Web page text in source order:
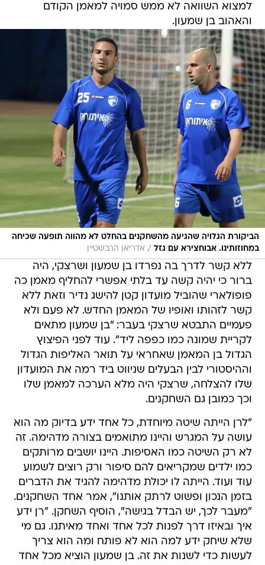
למצוא השוואה לא ממש סמויה למאמן הקודם
והאהוב בן שמעון.
הביקורת הגלויה שהגיעה מהשחקנים בהחלט לא מהווה תופעה שכיחה
במחוזותינו. אבוחצירא עם גזל / אדריאן הרבשטיין
ללא קשר לדרך בה נפרדו בן שמעון ושרצקי, היה
ברור כי יהיה קשה עד בלתי אפשרי להחליף מאמן כה
פופולארי שהוביל מועדון קטן להישג נדיר וזאת ללא
קשר לזהותו ואופיו של המאמן החדש. לא פעם ולא
פעמיים התבטא שרצקי בעבר: "בן שמעון מתאים
לקריית שמונה כמו כפפה ליד". עוד לפני הפיצוץ
הגדול בן המאמן שאחראי על תואר האליפות הגדול
וההיסטורי לבין הבעלים שניווט ביד רמה את המועדון
שלו להצלחה, שרצקי היה מלא הערכה למאמן שלו
וכך כמובן גם השחקנים.
"לרן הייתה שיטה מיוחדת, כל אחד ידע בדיוק מה הוא
עושה על המגרש והיינו מתואמים בצורה מדהימה. זה
לא רק השיטה כמו האסיפות. היינו יושבים מרותקים
כמו ילדים שמקריאים להם סיפור ורק רוצים לשמוע
עוד ועוד. הייתה לו יכולת מדהימה להגיד את הדברים
בזמן הנכון ופשוט לרתק אותנו", אמר אחד השחקנים.
"מעבר לכך, יש הבדל בגישה", הוסיף השחקן. "רן ידע
איך ובאיזו דרך לפנות לכל אחד ואחד מאיתנו. גם מי
שלא שיחק ידע למה הוא לא פותח ומה הוא צריך
לעשות כדי לשנות את זה. בן שמעון הוציא מכל אחד